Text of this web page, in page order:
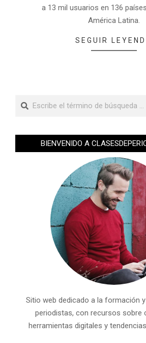
a 13 mil usuarios en 136
América Latina.
SEGUIR
BIENVENIDO A
Sitio web dedicado a la formación
periodistas, con recursos sobre
herramientas digitales y